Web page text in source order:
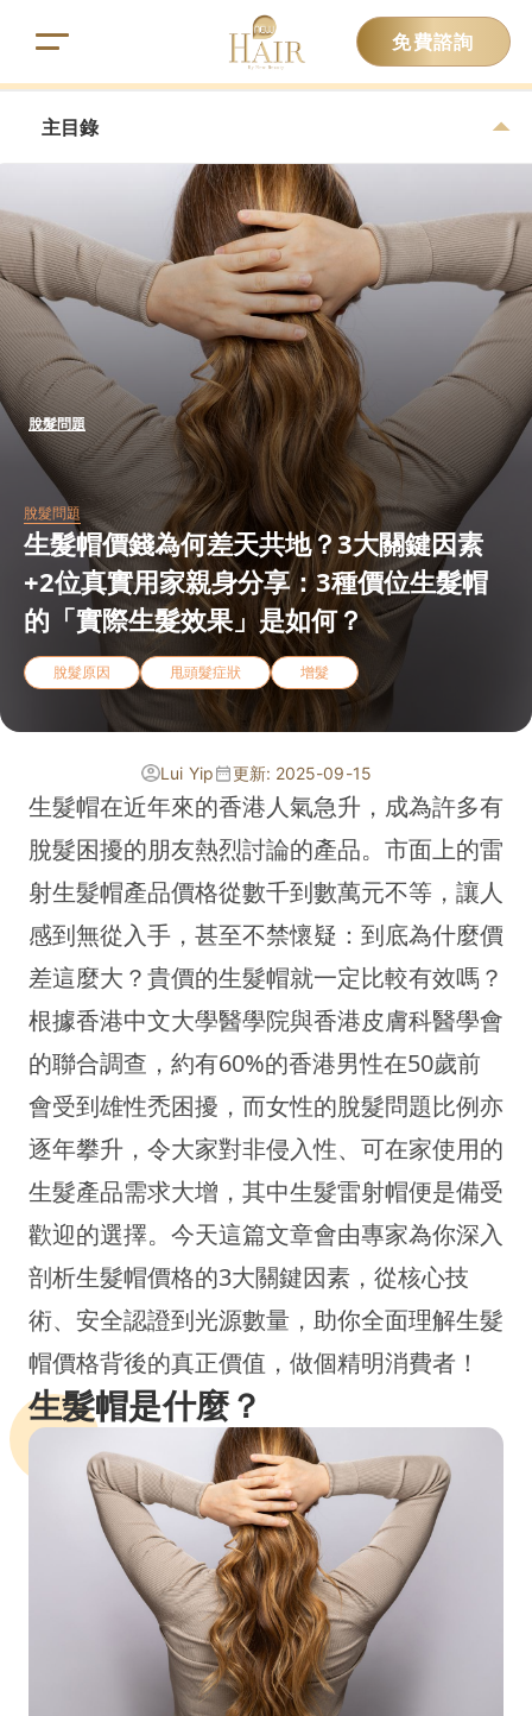
免費諮詢
主目錄
脫髮問題
脫髮問題
生髮帽價錢為何差天共地？3大關鍵因素
+2位真實用家親身分享：3種價位生髮帽
的「實際生髮效果」是如何？
脫髮原因 甩頭髮症狀 增髮
Lui Yip 更新: 2025-09-15
生髮帽在近年來的香港人氣急升，成為許多有
脫髮困擾的朋友熱烈討論的產品。市面上的雷
射生髮帽產品價格從數千到數萬元不等，讓人
感到無從入手，甚至不禁懷疑：到底為什麼價
差這麼大？貴價的生髮帽就一定比較有效嗎？
根據香港中文大學醫學院與香港皮膚科醫學會
的聯合調查，約有60%的香港男性在50歲前
會受到雄性禿困擾，而女性的脫髮問題比例亦
逐年攀升，令大家對非侵入性、可在家使用的
生髮產品需求大增，其中生髮雷射帽便是備受
歡迎的選擇。今天這篇文章會由專家為你深入
剖析生髮帽價格的3大關鍵因素，從核心技
術、安全認證到光源數量，助你全面理解生髮
帽價格背後的真正價值，做個精明消費者！
生髮帽是什麼？